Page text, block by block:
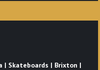
| Skateboards | Brixton |